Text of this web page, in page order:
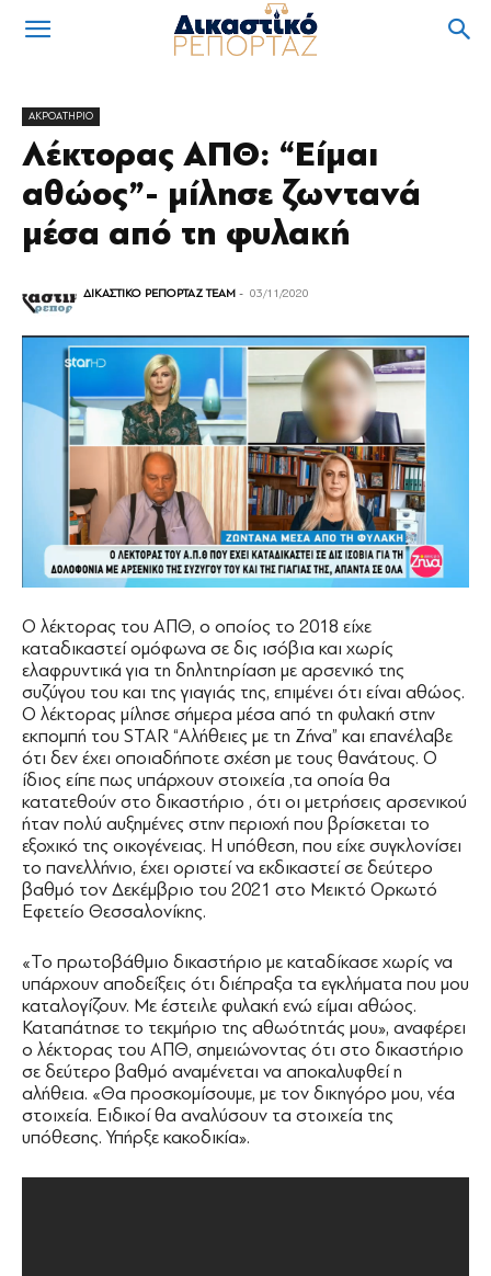
ΑΚΡΟΑΤΗΡΙΟ
Λέκτορας ΑΠΘ: “Είμαι
αθώος”- μίλησε ζωντανά
μέσα από τη φυλακή
ΔΙΚΑΣΤΙΚΟ ΡΕΠΟΡΤΑΖ TEAM - 03/11/2020
Ο λέκτορας του ΑΠΘ, ο οποίος το 2018 είχε
καταδικαστεί ομόφωνα σε δις ισόβια και χωρίς
ελαφρυντικά για τη δηλητηρίαση με αρσενικό της
συζύγου του και της γιαγιάς της, επιμένει ότι είναι αθώος.
Ο λέκτορας μίλησε σήμερα μέσα από τη φυλακή στην
εκπομπή του STAR “Αλήθειες με τη Ζήνα” και επανέλαβε
ότι δεν έχει οποιαδήποτε σχέση με τους θανάτους. Ο
ίδιος είπε πως υπάρχουν στοιχεία ,τα οποία θα
κατατεθούν στο δικαστήριο , ότι οι μετρήσεις αρσενικού
ήταν πολύ αυξημένες στην περιοχή που βρίσκεται το
εξοχικό της οικογένειας. Η υπόθεση, που είχε συγκλονίσει
το πανελλήνιο, έχει οριστεί να εκδικαστεί σε δεύτερο
βαθμό τον ∆εκέμβριο του 2021 στο Μεικτό Ορκωτό
Εφετείο Θεσσαλονίκης.
«Το πρωτοβάθμιο δικαστήριο με καταδίκασε χωρίς να
υπάρχουν αποδείξεις ότι διέπραξα τα εγκλήματα που μου
καταλογίζουν. Με έστειλε φυλακή ενώ είμαι αθώος.
Καταπάτησε το τεκμήριο της αθωότητάς μου», αναφέρει
o λέκτορας του ΑΠΘ, σημειώνοντας ότι στο δικαστήριο
σε δεύτερο βαθμό αναμένεται να αποκαλυφθεί η
αλήθεια. «Θα προσκοµίσουµε, µε τον δικηγόρο µου, νέα
στοιχεία. Ειδικοί θα αναλύσουν τα στοιχεία της
υπόθεσης. Υπήρξε κακοδικία».